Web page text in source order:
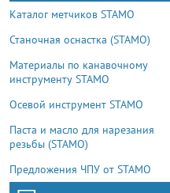
Каталог метчиков STAMO
Станочная оснастка (STAMO)
Материалы по канавочному
инструменту STAMO
Осевой инструмент STAMO
Паста и масло для нарезания
резьбы (STAMO)
Предложения ЧПУ от STAMO